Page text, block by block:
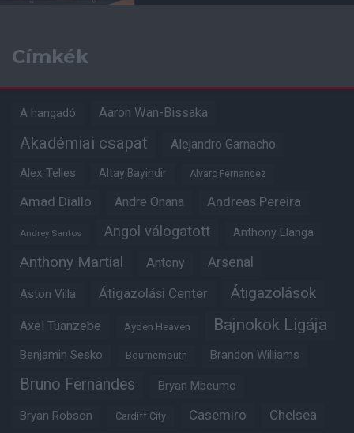
Címkék
A hangadó Aaron Wan-Bissaka
Akadémiai csapat Alejandro Garnacho
Alex Telles Altay Bayindir Alvaro Fernandez
Amad Diallo Andre Onana Andreas Pereira
Andrey Santos Angol válogatott Anthony Elanga
Anthony Martial Antony Arsenal
Aston Villa Átigazolási Center Átigazolások
Axel Tuanzebe Ayden Heaven Bajnokok Ligája
Benjamin Sesko Bournemouth Brandon Williams
Bruno Fernandes Bryan Mbeumo
Bryan Robson Cardiff City Casemiro Chelsea